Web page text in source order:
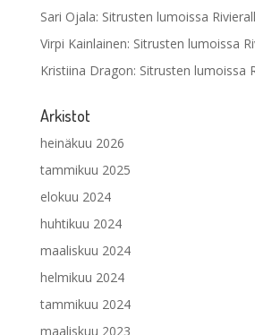
Sari Ojala: Sitrusten lumoissa
Virpi Kainlainen: Sitrusten lumoissa
Kristiina Dragon: Sitrusten lumoissa
Arkistot
heinäkuu 2026
tammikuu 2025
elokuu 2024
huhtikuu 2024
maaliskuu 2024
helmikuu 2024
tammikuu 2024
maaliskuu 2023